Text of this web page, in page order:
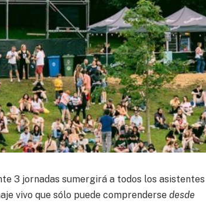
3 jornadas sumergirá a todos los asistentes
vivo que sólo puede comprenderse desde